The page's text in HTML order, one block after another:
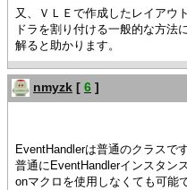
又、ＶＬＥで作成したレイアウ
ドラを割り付ける一般的な方法
解ると助かります。
nmyzk [ 6 ]
EventHandlerは普通のクラスで
普通にEventHandlerインスタン
onマクロを使用しなくても可能